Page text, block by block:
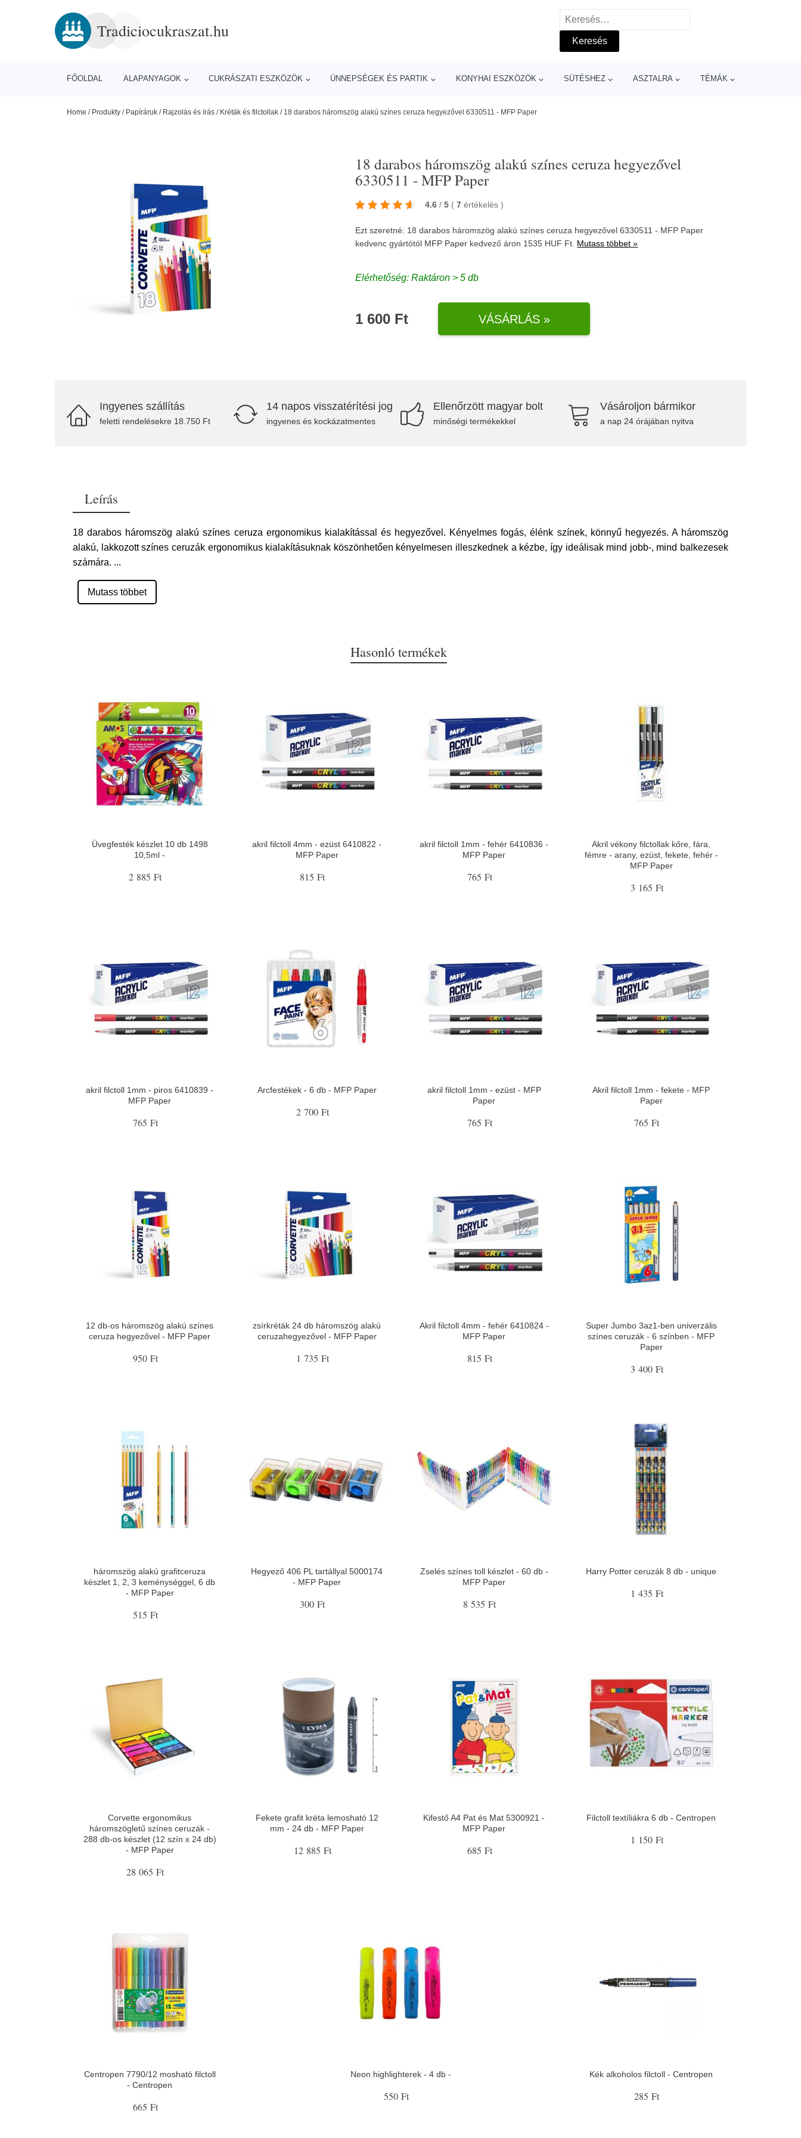
Tradiciocukraszat.hu
Keresés:
FŐOLDAL ALAPANYAGOK CUKRÁSZATI ESZKÖZÖK ÜNNEPSÉGEK ÉS PARTIK KONYHAI ESZKÖZÖK SÜTÉSHEZ ASZTALRA TÉMÁK
Home / Produkty / Papíráruk / Rajzolás és írás / Kréták és filctollak / 18 darabos háromszög alakú színes ceruza hegyezővel 6330511 - MFP Paper
18 darabos háromszög alakú színes ceruza hegyezővel
6330511 - MFP Paper
4.6 / 5 ( 7 értékelés)
Ezt szeretné: 18 darabos háromszög alakú színes ceruza hegyezővel 6330511 - MFP Paper
kedvenc gyártótól MFP Paper kedvező áron 1535 HUF Ft. Mutass többet »
Elérhetőség: Raktáron > 5 db
1 600 Ft VÁSÁRLÁS »
Ingyenes szállítás
feletti rendelésekre 18.750 Ft
14 napos visszatérítési jog
ingyenes és kockázatmentes
Ellenőrzött magyar bolt
minőségi termékekkel
Vásároljon bármikor
a nap 24 órájában nyitva
Leírás
18 darabos háromszög alakú színes ceruza ergonomikus kialakítással és hegyezővel. Kényelmes fogás, élénk színek, könnyű hegyezés. A háromszög
alakú, lakkozott színes ceruzák ergonomikus kialakításuknak köszönhetően kényelmesen illeszkednek a kézbe, így ideálisak mind jobb-, mind balkezesek
számára. ...
Mutass többet
Hasonló termékek
Üvegfesték készlet 10 db 1498
10,5ml -
2 885 Ft
akril filctoll 4mm - ezüst 6410822 -
MFP Paper
815 Ft
akril filctoll 1mm - fehér 6410836 -
MFP Paper
765 Ft
Akril vékony filctollak kőre, fára,
fémre - arany, ezüst, fekete, fehér -
MFP Paper
3 165 Ft
akril filctoll 1mm - piros 6410839 -
MFP Paper
765 Ft
Arcfestékek - 6 db - MFP Paper
2 700 Ft
akril filctoll 1mm - ezüst - MFP
Paper
765 Ft
Akril filctoll 1mm - fekete - MFP
Paper
765 Ft
12 db-os háromszög alakú színes
ceruza hegyezővel - MFP Paper
950 Ft
zsírkréták 24 db háromszög alakú
ceruzahegyezővel - MFP Paper
1 735 Ft
Akril filctoll 4mm - fehér 6410824 -
MFP Paper
815 Ft
Super Jumbo 3az1-ben univerzális
színes ceruzák - 6 színben - MFP
Paper
3 400 Ft
háromszög alakú grafitceruza
készlet 1, 2, 3 keménységgel, 6 db
- MFP Paper
515 Ft
Hegyező 406 PL tartállyal 5000174
- MFP Paper
300 Ft
Zselés színes toll készlet - 60 db -
MFP Paper
8 535 Ft
Harry Potter ceruzák 8 db - unique
1 435 Ft
Corvette ergonomikus
háromszögletű színes ceruzák -
288 db-os készlet (12 szín x 24 db)
- MFP Paper
28 065 Ft
Fekete grafit kréta lemosható 12
mm - 24 db - MFP Paper
12 885 Ft
Kifestő A4 Pat és Mat 5300921 -
MFP Paper
685 Ft
Filctoll textíliákra 6 db - Centropen
1 150 Ft
Centropen 7790/12 mosható filctoll
- Centropen
665 Ft
Neon highlighterek - 4 db -
550 Ft
Kék alkoholos filctoll - Centropen
285 Ft